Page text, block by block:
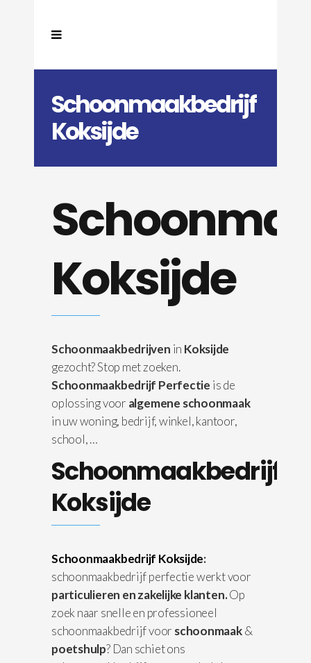
Schoonmaakbedrijf
Koksijde
Koksijde
Schoonmaakbedrijven in Koksijde
gezocht? Stop met zoeken.
Schoonmaakbedrijf Perfectie is de
oplossing voor algemene schoonmaak
in uw woning, bedrijf, winkel, kantoor,
school, …
Schoonmaakbedrijf
Koksijde
Schoonmaakbedrijf Koksijde:
schoonmaakbedrijf perfectie werkt voor
particulieren en zakelijke klanten.Op
zoek naar snelle en professioneel
schoonmaakbedrijf voor schoonmaak&
poetshulp? Dan schiet ons